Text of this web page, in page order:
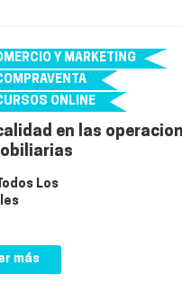
Y MARKETING
ONLINE
en las
Los
más